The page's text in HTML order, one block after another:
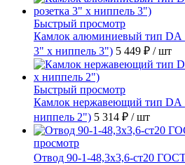
Быстрый просмотр
Камлок алюминиевый тип DА
3" х ниппель 3") 5 449 ₽ / шт
Быстрый просмотр
Камлок нержавеющий тип DА
ниппель 2") 5 314 ₽ / шт
просмотр
Отвод 90-1-48,3х3,6-ст20